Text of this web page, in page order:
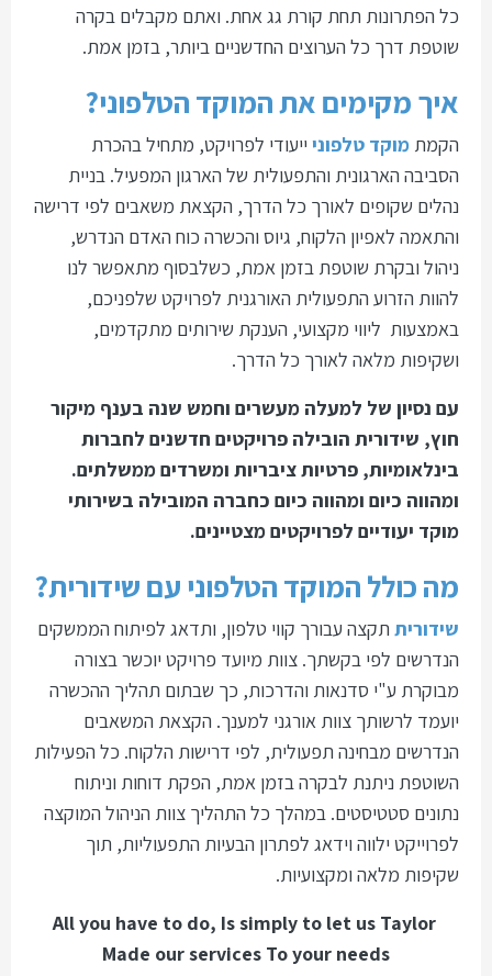
כל הפתרונות תחת קורת גג אחת. ואתם מקבלים בקרה
שוטפת דרך כל הערוצים החדשניים ביותר, בזמן אמת.
איך מקימים את המוקד הטלפוני?
הקמת מוקד טלפוני ייעודי לפרויקט, מתחיל בהכרת
הסביבה הארגונית והתפעולית של הארגון המפעיל. בניית
נהלים שקופים לאורך כל הדרך, הקצאת משאבים לפי דרישה
והתאמה לאפיון הלקוח, גיוס והכשרה כוח האדם הנדרש,
ניהול ובקרת שוטפת בזמן אמת, כשלבסוף מתאפשר לנו
להוות הזרוע התפעולית האורגנית לפרויקט שלפניכם,
באמצעות ליווי מקצועי, הענקת שירותים מתקדמים,
ושקיפות מלאה לאורך כל הדרך.
עם נסיון של למעלה מעשרים וחמש שנה בענף מיקור
חוץ, שידורית הובילה פרויקטים חדשנים לחברות
בינלאומיות, פרטיות ציבריות ומשרדים ממשלתים.
ומהווה כיום ומהווה כיום כחברה המובילה בשירותי
מוקד יעודיים לפרויקטים מצטיינים.
מה כולל המוקד הטלפוני עם שידורית?
שידורית תקצה עבורך קווי טלפון, ותדאג לפיתוח הממשקים
הנדרשים לפי בקשתך. צוות מיועד פרויקט יוכשר בצורה
מבוקרת ע"י סדנאות והדרכות, כך שבתום תהליך ההכשרה
יועמד לרשותך צוות אורגני למענך. הקצאת המשאבים
הנדרשים מבחינה תפעולית, לפי דרישות הלקוח. כל הפעילות
השוטפת ניתנת לבקרה בזמן אמת, הפקת דוחות וניתוח
נתונים סטטיסטים. במהלך כל התהליך צוות הניהול המוקצה
לפרוייקט ילווה וידאג לפתרון הבעיות התפעוליות, תוך
שקיפות מלאה ומקצועיות.
All you have to do, Is simply to let us Taylor
Made our services To your needs